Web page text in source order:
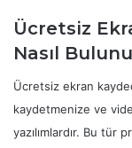
Ücretsiz
Nasıl
Ücretsiz ekran
kaydetmenize ve
yazılımlardır. Bu tür